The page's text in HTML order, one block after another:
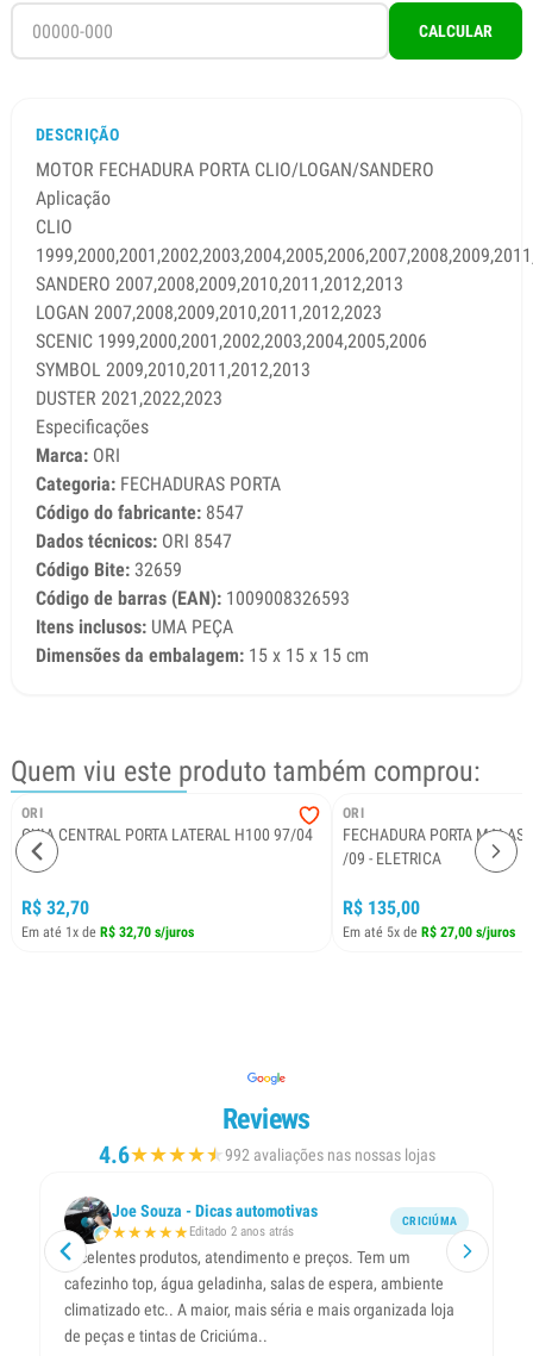
CALCULAR
DESCRIÇÃO
MOTOR FECHADURA PORTA CLIO/LOGAN/SANDERO
Aplicação
CLIO
SANDERO 2007,2008,2009,2010,2011,2012,2013
LOGAN 2007,2008,2009,2010,2011,2012,2023
SCENIC 1999,2000,2001,2002,2003,2004,2005,2006
SYMBOL 2009,2010,2011,2012,2013
DUSTER 2021,2022,2023
Especificações
Marca: ORI
Categoria: FECHADURAS PORTA
Código do fabricante: 8547
Dados técnicos: ORI 8547
Código Bite: 32659
Código de barras (EAN): 1009008326593
Itens inclusos: UMA PEÇA
Dimensões da embalagem: 15 x 15 x 15 cm
Quem viu este produto também comprou:
ORI
GUIA CENTRAL PORTA LATERAL H100 97/04
R$ 32,70
Em até 1x de R$ 32,70 s/juros
ORI
FECHADURA PORTA MALAS
/09 - ELETRICA
R$ 135,00
Em até 5x de R$ 27,00 s/juros
Reviews
4.6★★★★★
★992 avaliações nas nossas lojas
Joe Souza - Dicas automotivas
★★★★★Editado 2 anos atrás
CRICIÚMA
Excelentes produtos, atendimento e preços. Tem um
cafezinho top, água geladinha, salas de espera, ambiente
climatizado etc.. A maior, mais séria e mais organizada loja
de peças e tintas de Criciúma..